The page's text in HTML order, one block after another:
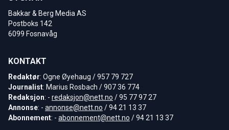
Bakkar & Berg Media AS
Postboks 142
6099 Fosnavåg
KONTAKT
Redaktør: Ogne Øyehaug / 957 79 727
Journalist: Marius Rosbach / 907 36 774
Redaksjon: - redaksjon@nett.no / 95 77 97 27
Annonse: - annonse@nett.no / 94 21 13 37
Abonnement: - abonnement@nett.no / 94 21 13 37